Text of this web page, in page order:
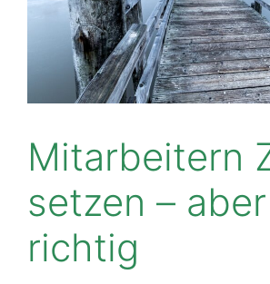
Mitarbeitern
setzen – aber
richtig